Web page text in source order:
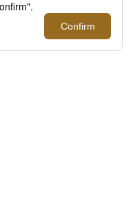
ネック”が好印